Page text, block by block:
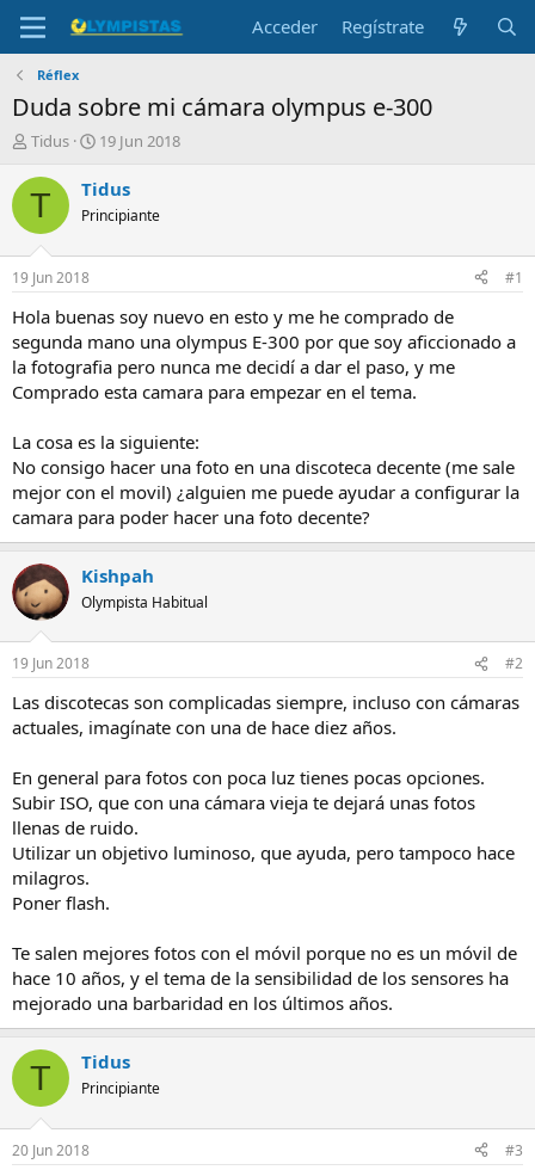
Acceder Regístrate
Réflex
Duda sobre mi cámara olympus e-300
I
i
c
a
d
o
r
e
l
t
m
a
Tidus
F
c
a
i
n
c
i
o
19 Jun 2018
T Tidus
Principiante
19 Jun 2018 #1
Hola buenas soy nuevo en esto y me he comprado de
segunda mano una olympus E-300 por que soy aficcionado a
la fotografia pero nunca me decidí a dar el paso, y me
Comprado esta camara para empezar en el tema.
La cosa es la siguiente:
No consigo hacer una foto en una discoteca decente (me sale
mejor con el movil) ¿alguien me puede ayudar a configurar la
camara para poder hacer una foto decente?
Kishpah
Olympista Habitual
19 Jun 2018 #2
Las discotecas son complicadas siempre, incluso con cámaras
actuales, imagínate con una de hace diez años.
En general para fotos con poca luz tienes pocas opciones.
Subir ISO, que con una cámara vieja te dejará unas fotos
llenas de ruido.
Utilizar un objetivo luminoso, que ayuda, pero tampoco hace
milagros.
Poner flash.
Te salen mejores fotos con el móvil porque no es un móvil de
hace 10 años, y el tema de la sensibilidad de los sensores ha
mejorado una barbaridad en los últimos años.
T Tidus
Principiante
20 Jun 2018 #3